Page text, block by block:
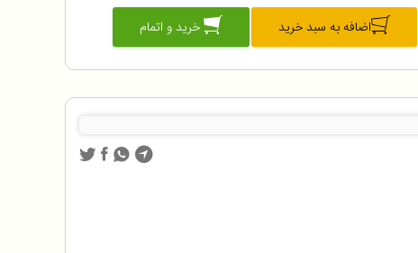
اضافه به سبد خرید خرید و اتمام